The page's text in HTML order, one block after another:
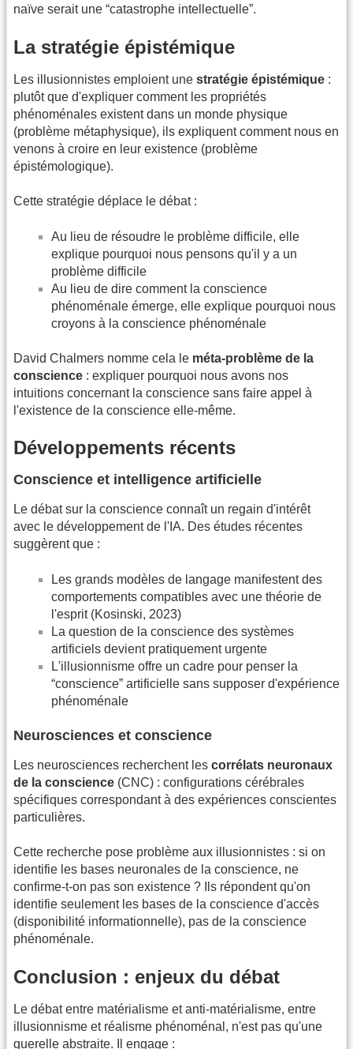
naïve serait une “catastrophe intellectuelle”.
La stratégie épistémique
Les illusionnistes emploient une stratégie épistémique :
plutôt que d'expliquer comment les propriétés
phénoménales existent dans un monde physique
(problème métaphysique), ils expliquent comment nous en
venons à croire en leur existence (problème
épistémologique).
Cette stratégie déplace le débat :
Au lieu de résoudre le problème difficile, elle
explique pourquoi nous pensons qu'il y a un
problème difficile
Au lieu de dire comment la conscience
phénoménale émerge, elle explique pourquoi nous
croyons à la conscience phénoménale
David Chalmers nomme cela le méta-problème de la
conscience : expliquer pourquoi nous avons nos
intuitions concernant la conscience sans faire appel à
l'existence de la conscience elle-même.
Développements récents
Conscience et intelligence artificielle
Le débat sur la conscience connaît un regain d'intérêt
avec le développement de l'IA. Des études récentes
suggèrent que :
Les grands modèles de langage manifestent des
comportements compatibles avec une théorie de
l'esprit (Kosinski, 2023)
La question de la conscience des systèmes
artificiels devient pratiquement urgente
L'illusionnisme offre un cadre pour penser la
“conscience” artificielle sans supposer d'expérience
phénoménale
Neurosciences et conscience
Les neurosciences recherchent les corrélats neuronaux
de la conscience (CNC) : configurations cérébrales
spécifiques correspondant à des expériences conscientes
particulières.
Cette recherche pose problème aux illusionnistes : si on
identifie les bases neuronales de la conscience, ne
confirme-t-on pas son existence ? Ils répondent qu'on
identifie seulement les bases de la conscience d'accès
(disponibilité informationnelle), pas de la conscience
phénoménale.
Conclusion : enjeux du débat
Le débat entre matérialisme et anti-matérialisme, entre
illusionnisme et réalisme phénoménal, n'est pas qu'une
querelle abstraite. Il engage :